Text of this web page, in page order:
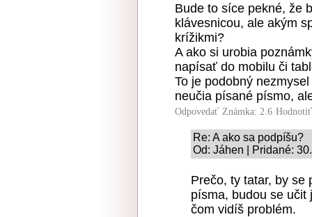
Bude to síce pekné, že
klávesnicou, ale akým
krížikmi?
A ako si urobia
napísať do mobilu či
To je podobný
neučia písané písmo,
Odpovedať Známka: 2.6
Re: A ako sa podpíšu?
Od: Jáhen | Pridané:
Prečo, ty tatar, by se
písma, budou se učit
čom vidíš problém.